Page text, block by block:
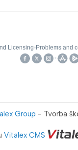
Group - Tvorba
Vitalex CMS